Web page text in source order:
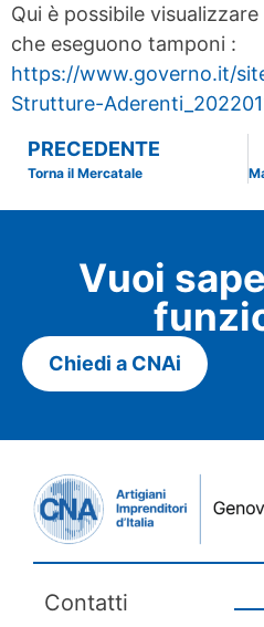
Qui è possibile
che eseguono tamponi :
https://www.governo.it/
Strutture-
PRECEDENTE
Torna il Mercatale
Vuoi
Chiedi a CNAi
Contatti